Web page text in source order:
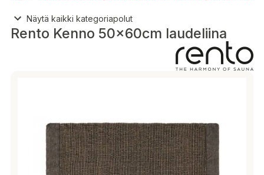
Näytä kaikki kategoriapolut
Rento Kenno 50x60cm laudeliina